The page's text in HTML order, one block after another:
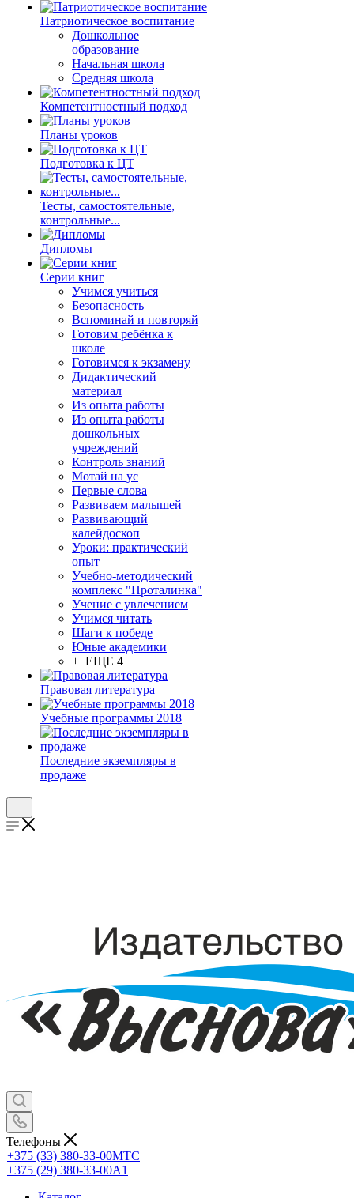
Патриотическое воспитание
Дошкольное
образование
Начальная школа
Средняя школа
Компетентностный подход
Планы уроков
Подготовка к ЦТ
Тесты, самостоятельные,
контрольные...
Дипломы
Серии книг
Учимся учиться
Безопасность
Вспоминай и повторяй
Готовим ребёнка к
школе
Готовимся к экзамену
Дидактический
материал
Из опыта работы
Из опыта работы
дошкольных
учреждений
Контроль знаний
Мотай на ус
Первые слова
Развиваем малышей
Развивающий
калейдоскоп
Уроки: практический
опыт
Учебно-методический
комплекс "Проталинка"
Учение с увлечением
Учимся читать
Шаги к победе
Юные академики
+ ЕЩЕ 4
Правовая литература
Учебные программы 2018
Последние экземпляры в
продаже
Телефоны
+375 (33) 380-33-00МТС
+375 (29) 380-33-00А1